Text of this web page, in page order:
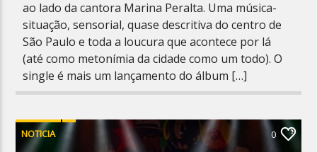
ao lado da cantora Marina Peralta. Uma música-
situação, sensorial, quase descritiva do centro de
São Paulo e toda a loucura que acontece por lá
(até como metonímia da cidade como um todo). O
single é mais um lançamento do álbum […]
NOTICIA 0